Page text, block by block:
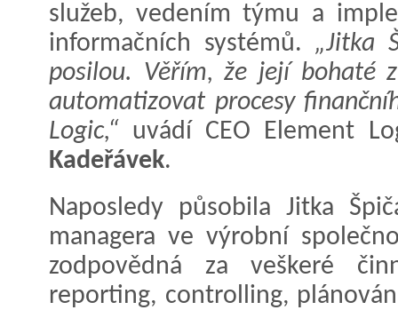
služeb, vedením týmu a
informačních systémů. „Jitka
posilou. Věřím, že její bohaté
automatizovat procesy
Logic,“ uvádí CEO Element
Kadeřávek.
Naposledy působila Jitka
managera ve výrobní
zodpovědná za veškeré
reporting, controlling,